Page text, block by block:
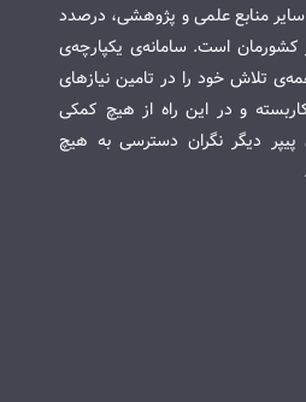
سایر منابع علمی و پژوهشی، درصدد
کشورمان است. سامانه‌ی یکپارچه‌ی
همه‌ی تلاش خود را در تامین نیازهای
و در این راه از هیچ کمکی
پیپر دیگر نگران دسترسی به هیچ